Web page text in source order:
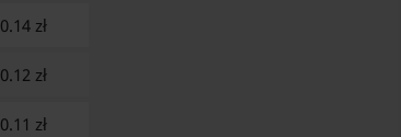
0.14 zł
0.12 zł
0.11 zł